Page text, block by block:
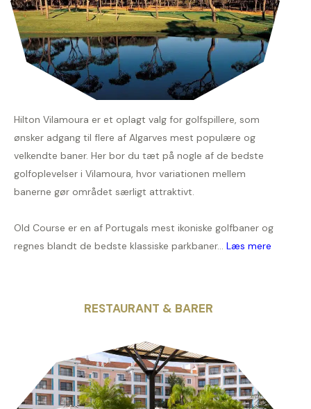
Hilton Vilamoura er et oplagt valg for golfspillere, som
ønsker adgang til flere af Algarves mest populære og
velkendte baner. Her bor du tæt på nogle af de bedste
golfoplevelser i Vilamoura, hvor variationen mellem
banerne gør området særligt attraktivt.
Old Course er en af Portugals mest ikoniske golfbaner og
regnes blandt de bedste klassiske parkbaner... Læs mere
RESTAURANT & BARER